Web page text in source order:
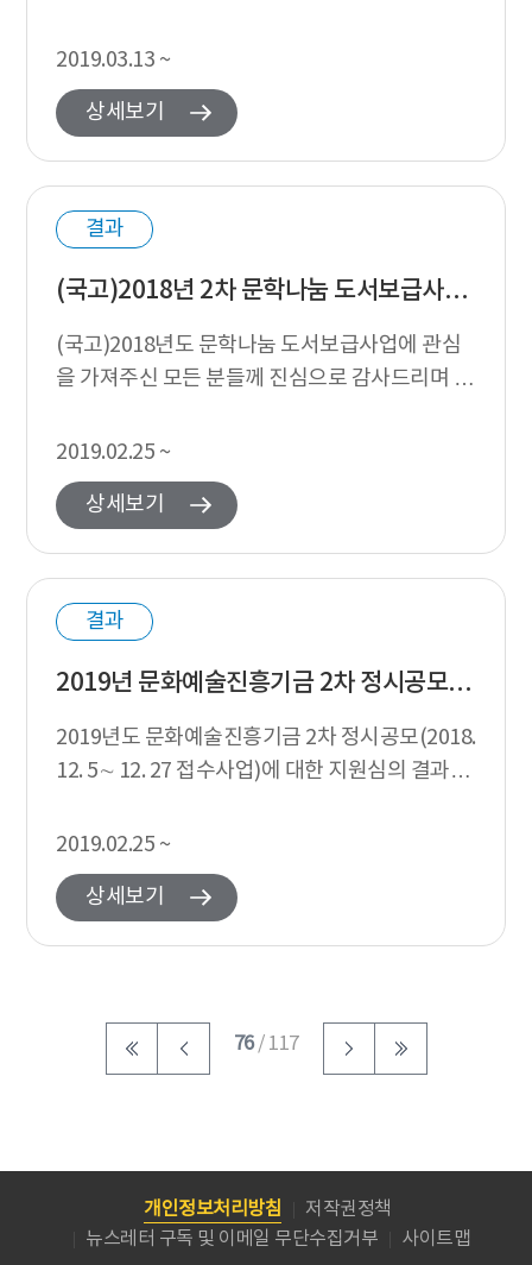
사업의 지원대상 결정을 위한 심의회의는 다...
2019.03.13 ~
상세보기
결과
(국고)2018년 2차 문학나눔 도서보급사업 도서선정 심의 결과 발표
(국고)2018년도 문학나눔 도서보급사업에 관심
을 가져주신 모든 분들께 진심으로 감사드리며 도
서신청 접수 현황 및 선정결과 2018년...
2019.02.25 ~
상세보기
결과
2019년 문화예술진흥기금 2차 정시공모 지원심의 결과 발표(1~2월 심의 사업/일부)
2019년도 문화예술진흥기금 2차 정시공모(2018.
12. 5∼ 12. 27 접수사업)에 대한 지원심의 결과를
금 정시공모 사업의...
2019.02.25 ~
상세보기
76/ 117
개인정보처리방침
저작권정책
뉴스레터 구독 및 이메일 무단수집거부
사이트맵